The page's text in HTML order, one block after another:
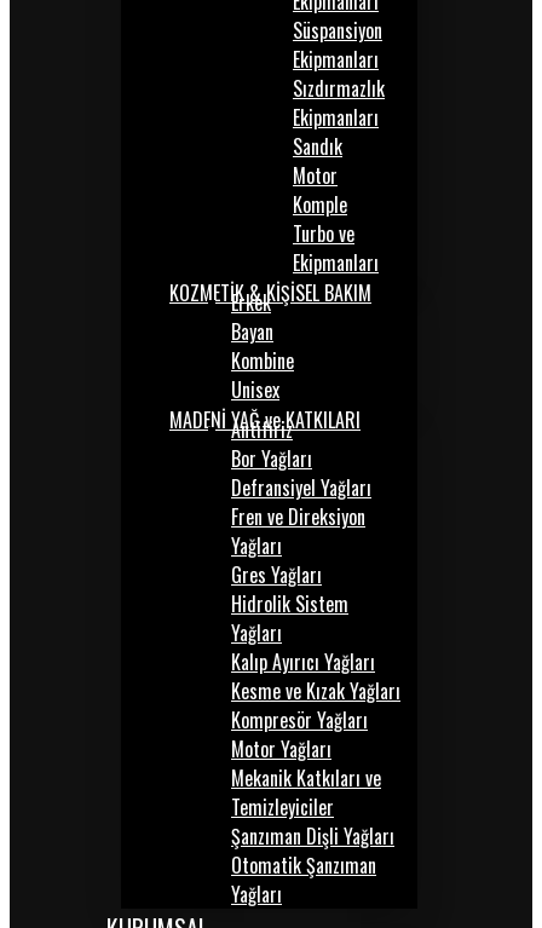
Süspansiyon
Ekipmanları
Sızdırmazlık
Ekipmanları
Sandık
Motor
Komple
Turbo ve
Ekipmanları
KOZMETİK & KİŞİSEL BAKIM
Erkek
Bayan
Kombine
Unisex
MADENİ YAĞ ve KATKILARI
Antifiriz
Bor Yağları
Defransiyel Yağları
Fren ve Direksiyon
Yağları
Gres Yağları
Hidrolik Sistem
Yağları
Kalıp Ayırıcı Yağları
Kesme ve Kızak Yağları
Kompresör Yağları
Motor Yağları
Mekanik Katkıları ve
Temizleyiciler
Şanzıman Dişli Yağları
Otomatik Şanzıman
Yağları